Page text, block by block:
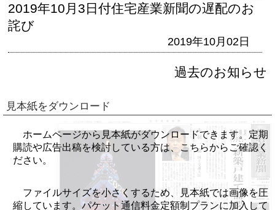
2019年10月3日付住宅産業新聞の遅配のお
詫び
2019年10月02日
過去のお知らせ
見本紙をダウンロード
ホームページから見本紙がダウンロードできます。定期
購読や広告出稿を検討している方は、こちらからご確認く
ださい。
ファイルサイズを小さくするため、見本紙では画像を圧
縮しています。パケット通信料金定額制プランに加入して